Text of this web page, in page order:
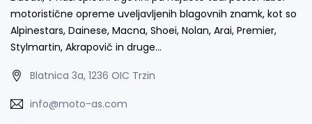
motoristične opreme uveljavljenih blagovnih znamk, kot so
Alpinestars, Dainese, Macna, Shoei, Nolan, Arai, Premier,
Stylmartin, Akrapovič in druge…
Blatnica 3a, 1236 OIC Trzin
info@moto-as.com